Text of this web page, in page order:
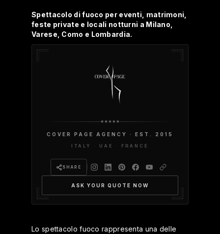
Spettacolo di fuoco per eventi, matrimoni,
feste private e locali notturni a Milano,
Varese, Como e Lombardia.
COVER PAGE AGENCY · EST. 2015
ITALY · UAE · FRANCE
SHARE
ASK YOUR QUOTE NOW
Lo spettacolo fuoco rappresenta una delle